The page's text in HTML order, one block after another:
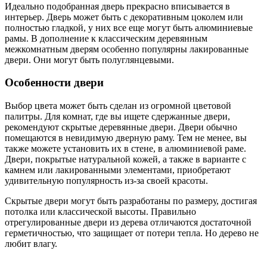
Идеально подобранная дверь прекрасно вписывается в
интерьер. Дверь может быть с декоративным цоколем или
полностью гладкой, у них все еще могут быть алюминиевые
рамы. В дополнение к классическим деревянным
межкомнатным дверям особенно популярны лакированные
двери. Они могут быть полуглянцевыми.
Особенности двери
Выбор цвета может быть сделан из огромной цветовой
палитры. Для комнат, где вы ищете сдержанные двери,
рекомендуют скрытые деревянные двери. Двери обычно
помещаются в невидимую дверную раму. Тем не менее, вы
также можете установить их в стене, в алюминиевой раме.
Двери, покрытые натуральной кожей, а также в варианте с
камнем или лакированными элементами, приобретают
удивительную популярность из-за своей красоты.
Скрытые двери могут быть разработаны по размеру, достигая
потолка или классической высоты. Правильно
отрегулированные двери из дерева отличаются достаточной
герметичностью, что защищает от потери тепла. Но дерево не
любит влагу.